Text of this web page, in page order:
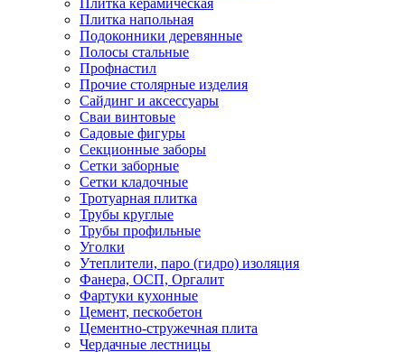
Плитка керамическая
Плитка напольная
Подоконники деревянные
Полосы стальные
Профнастил
Прочие столярные изделия
Сайдинг и аксессуары
Сваи винтовые
Садовые фигуры
Секционные заборы
Сетки заборные
Сетки кладочные
Тротуарная плитка
Трубы круглые
Трубы профильные
Уголки
Утеплители, паро (гидро) изоляция
Фанера, ОСП, Оргалит
Фартуки кухонные
Цемент, пескобетон
Цементно-стружечная плита
Чердачные лестницы